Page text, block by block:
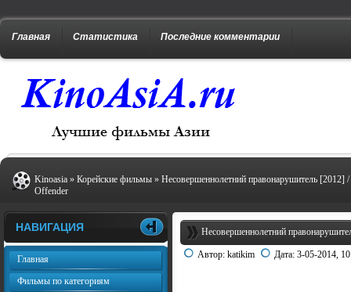
Главная Статистика Последние комментарии
Kinoasia » Корейские фильмы » Несовершеннолетний правонарушитель [2012]
Offender
Несовершеннолетний
Автор: katikim Дата: 3-05-2014,
НАВИГАЦИЯ
Главная
Фильмы по категориям